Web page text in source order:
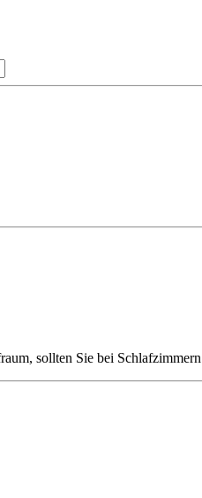
sollten Sie bei Schlafzimmern